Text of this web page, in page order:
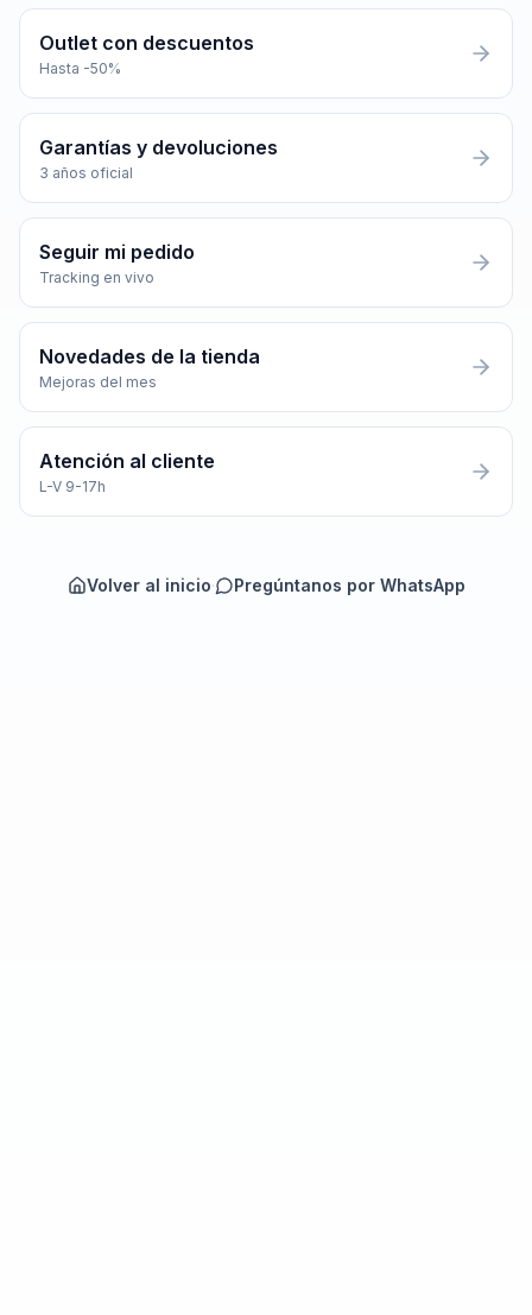
Outlet con descuentos
Hasta -50%
Garantías y devoluciones
3 años oficial
Seguir mi pedido
Tracking en vivo
Novedades de la tienda
Mejoras del mes
Atención al cliente
L-V 9-17h
Volver al inicio· Pregúntanos por WhatsApp